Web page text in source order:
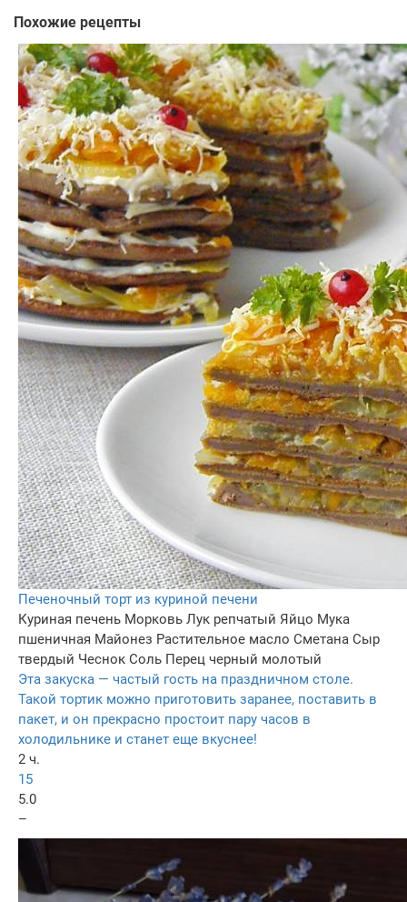
Похожие рецепты
Печеночный торт из куриной печени
Куриная печень Морковь Лук репчатый Яйцо Мука
пшеничная Майонез Растительное масло Сметана Сыр
твердый Чеснок Соль Перец черный молотый
Эта закуска — частый гость на праздничном столе.
Такой тортик можно приготовить заранее, поставить в
пакет, и он прекрасно простоит пару часов в
холодильнике и станет еще вкуснее!
2 ч.
15
5.0
–